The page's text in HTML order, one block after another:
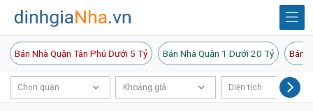
Bán Nhà Quận Tân Phú Dưới 5 Tỷ Bán Nhà Quận 1 Dưới 20 Tỷ Bán
Chọn quận Khoảng giá Diện tích